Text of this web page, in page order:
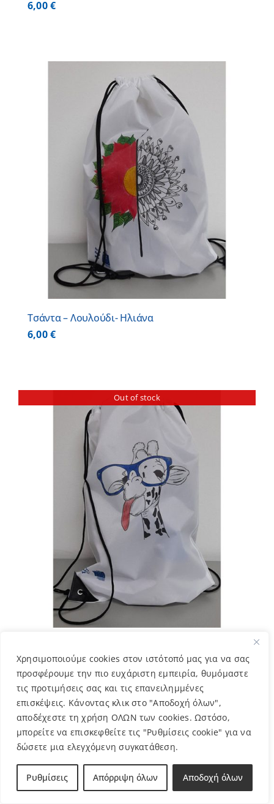
Χρησιμοποιούμε cookies στον ιστότοπό μας για να σας
προσφέρουμε την πιο ευχάριστη εμπειρία, θυμόμαστε
τις προτιμήσεις σας και τις επανειλημμένες
επισκέψεις. Κάνοντας κλικ στο "Αποδοχή όλων",
αποδέχεστε τη χρήση ΟΛΩΝ των cookies. Ωστόσο,
μπορείτε να επισκεφθείτε τις "Ρυθμίσεις cookie" για να
δώσετε μια ελεγχόμενη συγκατάθεση.
Ρυθμίσεις Απόρριψη όλων Αποδοχή όλων
6,00€
Τσάντα – Λουλούδι- Ηλιάνα
6,00€
Out of stock
6,00€